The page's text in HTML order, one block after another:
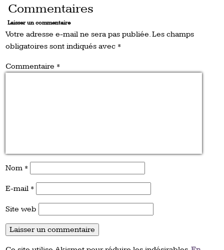
Commentaires
Laisser un commentaire
Votre adresse e-mail ne sera pas publiée.Les champs
obligatoires sont indiqués avec *
Commentaire *
Nom *
E-mail *
Site web